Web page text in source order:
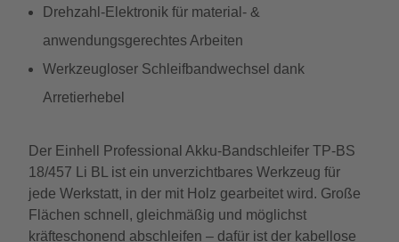
Drehzahl-Elektronik für material- &
anwendungsgerechtes Arbeiten
Werkzeugloser Schleifbandwechsel dank
Arretierhebel
Der Einhell Professional Akku-Bandschleifer TP-BS
18/457 Li BL ist ein unverzichtbares Werkzeug für
jede Werkstatt, in der mit Holz gearbeitet wird. Große
Flächen schnell, gleichmäßig und möglichst
kräfteschonend abschleifen – dafür ist der kabellose